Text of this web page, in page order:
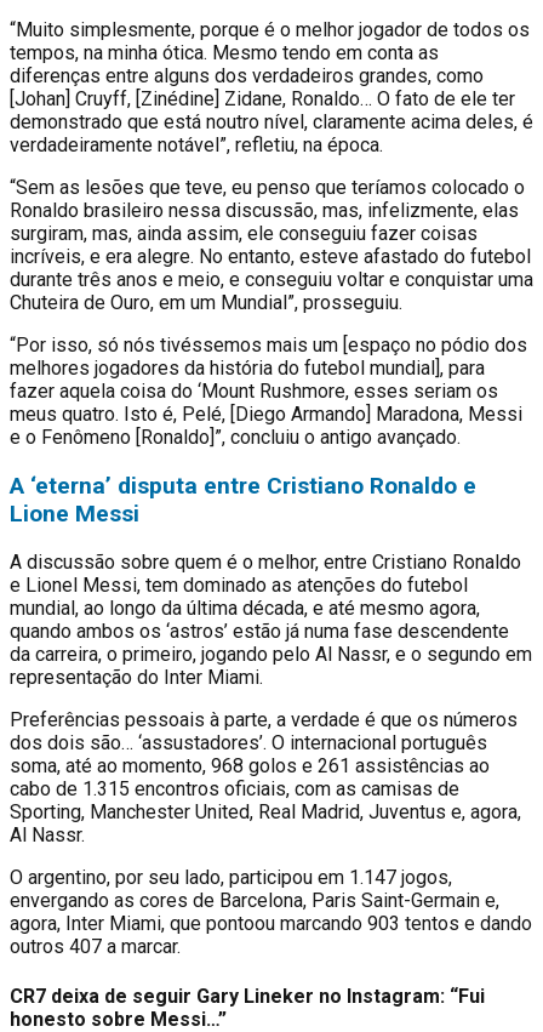
“Muito simplesmente, porque é o melhor jogador de todos os
tempos, na minha ótica. Mesmo tendo em conta as
diferenças entre alguns dos verdadeiros grandes, como
[Johan] Cruyff, [Zinédine] Zidane, Ronaldo… O fato de ele ter
demonstrado que está noutro nível, claramente acima deles, é
verdadeiramente notável”, refletiu, na época.
“Sem as lesões que teve, eu penso que teríamos colocado o
Ronaldo brasileiro nessa discussão, mas, infelizmente, elas
surgiram, mas, ainda assim, ele conseguiu fazer coisas
incríveis, e era alegre. No entanto, esteve afastado do futebol
durante três anos e meio, e conseguiu voltar e conquistar uma
Chuteira de Ouro, em um Mundial”, prosseguiu.
“Por isso, só nós tivéssemos mais um [espaço no pódio dos
melhores jogadores da história do futebol mundial], para
fazer aquela coisa do ‘Mount Rushmore, esses seriam os
meus quatro. Isto é, Pelé, [Diego Armando] Maradona, Messi
e o Fenômeno [Ronaldo]”, concluiu o antigo avançado.
A ‘eterna’ disputa entre Cristiano Ronaldo e
Lione Messi
A discussão sobre quem é o melhor, entre Cristiano Ronaldo
e Lionel Messi, tem dominado as atenções do futebol
mundial, ao longo da última década, e até mesmo agora,
quando ambos os ‘astros’ estão já numa fase descendente
da carreira, o primeiro, jogando pelo Al Nassr, e o segundo em
representação do Inter Miami.
Preferências pessoais à parte, a verdade é que os números
dos dois são… ‘assustadores’. O internacional português
soma, até ao momento, 968 golos e 261 assistências ao
cabo de 1.315 encontros oficiais, com as camisas de
Sporting, Manchester United, Real Madrid, Juventus e, agora,
Al Nassr.
O argentino, por seu lado, participou em 1.147 jogos,
envergando as cores de Barcelona, Paris Saint-Germain e,
agora, Inter Miami, que pontoou marcando 903 tentos e dando
outros 407 a marcar.
CR7 deixa de seguir Gary Lineker no Instagram: “Fui
honesto sobre Messi…”